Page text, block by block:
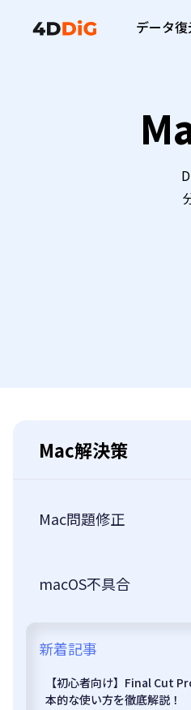
データ
Windowsで削除し
プロ版
macOSで削除し
Partition
Windows向けディ
ディスクをクローン
サポー
ガイド
サブス
最新の
お問い合わせ
Mac解決策
Mac問題修正
macOS不具合
新着記事
【初心者向け】Final Cut
本的な使い方を徹底解説！